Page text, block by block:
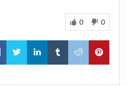
0 0